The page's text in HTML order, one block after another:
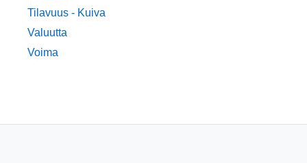
Tilavuus - Kuiva
Valuutta
Voima